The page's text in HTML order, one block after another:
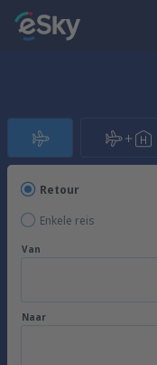
Retour
Enkele reis
Van
Naar